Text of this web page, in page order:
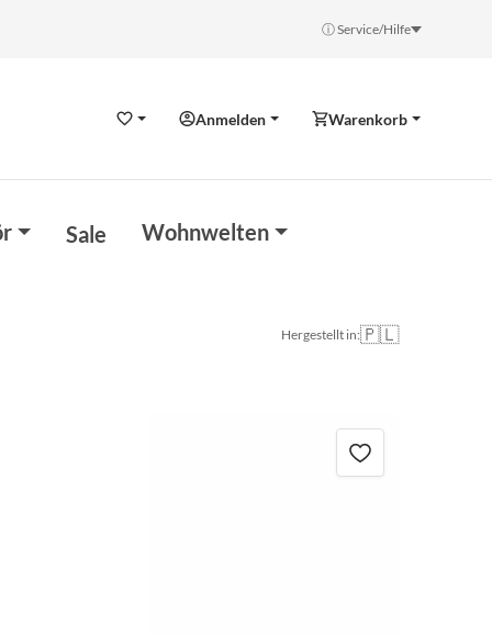
ⓘ Service/Hilfe
WunschzettelAnmelden Warenkorb
Sale Wohnwelten
Hergestellt in:🇵🇱